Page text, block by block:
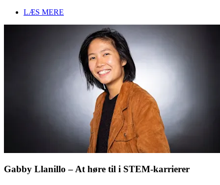
LÆS MERE
Gabby Llanillo – At høre til i STEM-karrierer